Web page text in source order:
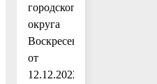
городского
округа
Воскресенск
от
12.12.2022